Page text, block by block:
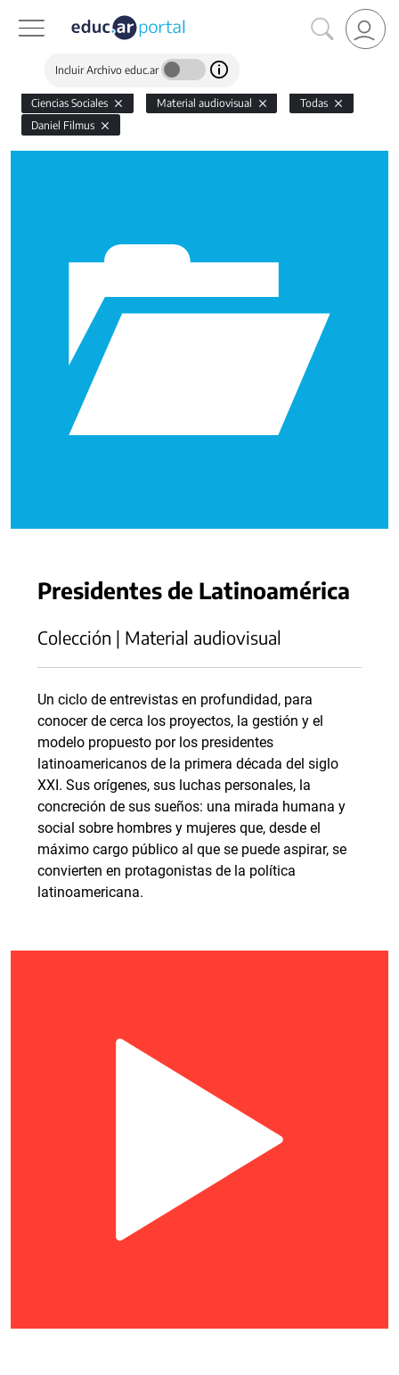
Incluir Archivo educ.ar
Ciencias Sociales Material audiovisual
Todas
Daniel Filmus
Presidentes de Latinoamérica
Colección | Material audiovisual
Un ciclo de entrevistas en profundidad, para
conocer de cerca los proyectos, la gestión y el
modelo propuesto por los presidentes
latinoamericanos de la primera década del siglo
XXI. Sus orígenes, sus luchas personales, la
concreción de sus sueños: una mirada humana y
social sobre hombres y mujeres que, desde el
máximo cargo público al que se puede aspirar, se
convierten en protagonistas de la política
latinoamericana.